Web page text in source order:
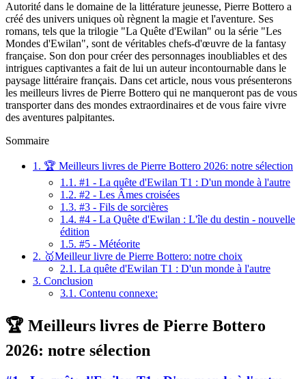
Autorité dans le domaine de la littérature jeunesse, Pierre Bottero a
créé des univers uniques où règnent la magie et l'aventure. Ses
romans, tels que la trilogie "La Quête d'Ewilan" ou la série "Les
Mondes d'Ewilan", sont de véritables chefs-d'œuvre de la fantasy
française. Son don pour créer des personnages inoubliables et des
intrigues captivantes a fait de lui un auteur incontournable dans le
paysage littéraire français. Dans cet article, nous vous présenterons
les meilleurs livres de Pierre Bottero qui ne manqueront pas de vous
transporter dans des mondes extraordinaires et de vous faire vivre
des aventures palpitantes.
Sommaire
1. 🏆 Meilleurs livres de Pierre Bottero 2026: notre sélection
1.1. #1 - La quête d'Ewilan T1 : D'un monde à l'autre
1.2. #2 - Les Âmes croisées
1.3. #3 - Fils de sorcières
1.4. #4 - La Quête d'Ewilan : L'île du destin - nouvelle
édition
1.5. #5 - Météorite
2. 🥇Meilleur livre de Pierre Bottero: notre choix
2.1. La quête d'Ewilan T1 : D'un monde à l'autre
3. Conclusion
3.1. Contenu connexe:
🏆 Meilleurs livres de Pierre Bottero
2026: notre sélection